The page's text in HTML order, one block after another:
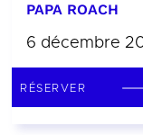
PAPA ROACH
6 décembre
RÉSERVER